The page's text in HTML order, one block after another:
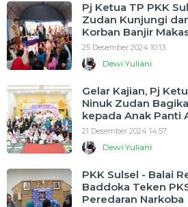
Pj Ketua TP PKK
Zudan Kunjungi
Korban Banjir
25 Desember 2024 10:13
Dewi Yuliani
Gelar Kajian, Pj
Ninuk Zudan
kepada Anak Panti
21 Desember 2024 14:57
Dewi Yuliani
PKK Sulsel - Balai
Baddoka Teken
Peredaran Narkoba